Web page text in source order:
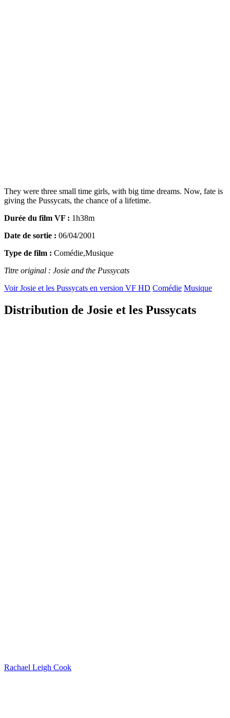
They were three small time girls, with big time dreams. Now, fate is
giving the Pussycats, the chance of a lifetime.
Durée du film VF : 1h38m
Date de sortie : 06/04/2001
Type de film : Comédie,Musique
Titre original : Josie and the Pussycats
Voir Josie et les Pussycats en version VF HD Comédie Musique
Distribution de Josie et les Pussycats
Rachael Leigh Cook